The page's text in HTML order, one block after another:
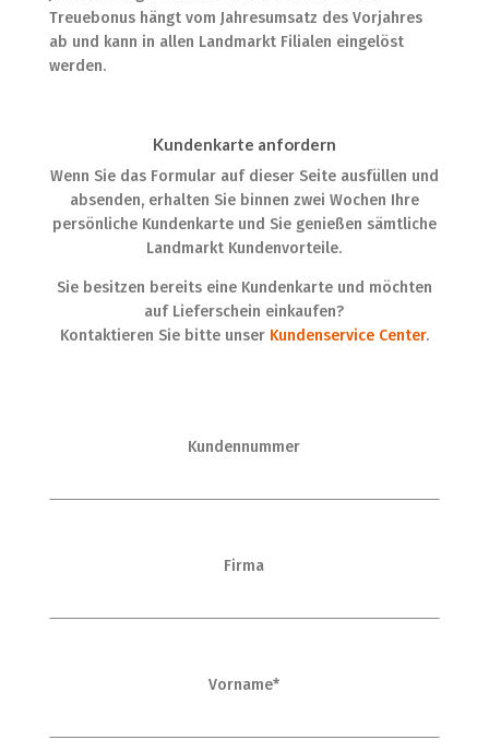
Kundennummer
Firma
Vorname*
Treuebonus hängt vom Jahresumsatz des Vorjahres
ab und kann in allen Landmarkt Filialen eingelöst
werden.
Kundenkarte anfordern
Wenn Sie das Formular auf dieser Seite ausfüllen und
absenden, erhalten Sie binnen zwei Wochen Ihre
persönliche Kundenkarte und Sie genießen sämtliche
Landmarkt Kundenvorteile.
Sie besitzen bereits eine Kundenkarte und möchten
auf Lieferschein einkaufen?
Kontaktieren Sie bitte unser Kundenservice Center.